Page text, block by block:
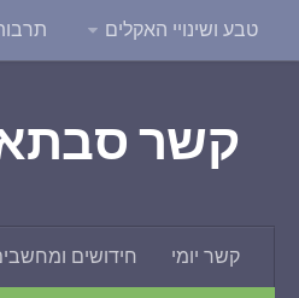
טבע ושינויי האקלים
קשר
קשר יומי חידושים